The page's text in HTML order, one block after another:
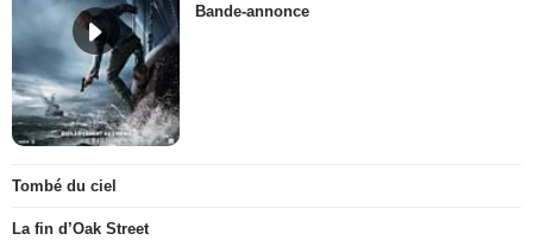
Bande-annonce
Tombé du ciel
La fin d’Oak Street